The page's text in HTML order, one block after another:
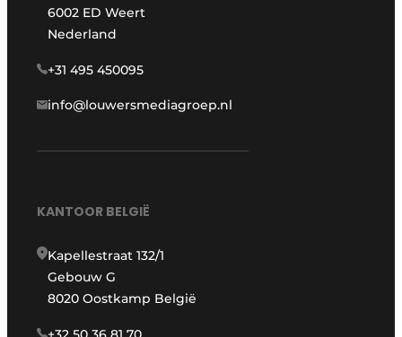
6002 ED Weert
Nederland
+31 495 450095
info@louwersmediagroep.nl
KANTOOR BELGIË
Kapellestraat 132/1
Gebouw G
8020 Oostkamp België